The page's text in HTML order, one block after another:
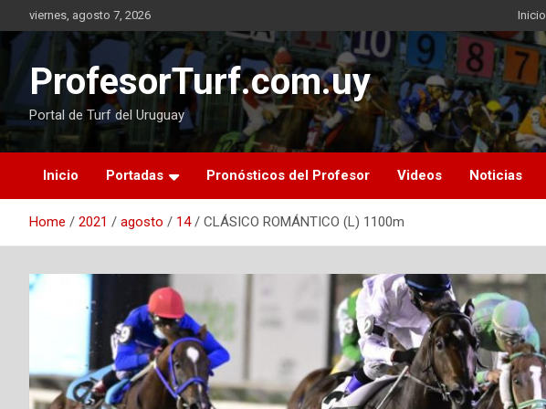
to
content
viernes, agosto 7, 2026 Inicio
ProfesorTurf.com.uy
Portal de Turf del Uruguay
Inicio Portadas Pronósticos del Profesor Videos Noticias
Home 2021 agosto 14 CLÁSICO ROMÁNTICO (L) 1100m